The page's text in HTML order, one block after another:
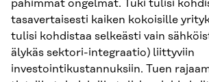
pahimmat ongelmat. Tuki tulisi
tasavertaisesti kaiken kokoisille
tulisi kohdistaa selkeästi vain
älykäs sektori-integraatio) liittyviin
investointikustannuksiin. Tuen